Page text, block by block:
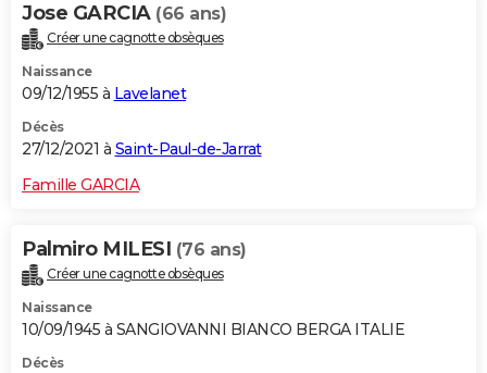
Jose GARCIA (66 ans)
Créer une cagnotte obsèques
Naissance
09/12/1955 à Lavelanet
Décès
27/12/2021 à Saint-Paul-de-Jarrat
Famille GARCIA
Palmiro MILESI (76 ans)
Créer une cagnotte obsèques
Naissance
10/09/1945 à SANGIOVANNI BIANCO BERGA ITALIE
Décès